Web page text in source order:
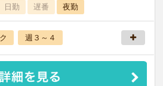
日勤 遅番 夜勤
週３～４